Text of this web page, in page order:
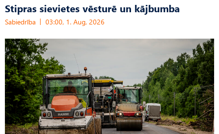
Stipras sievietes vēsturē un kājbumba
Sabiedrība 03:00, 1. Aug, 2026